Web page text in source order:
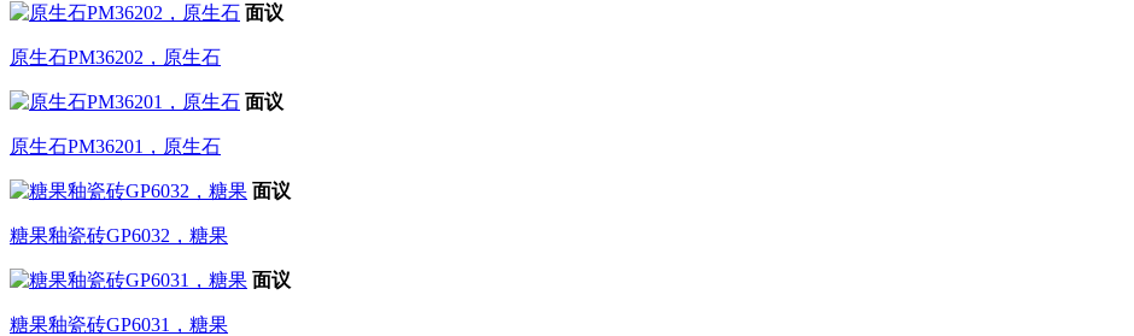
面议
原生石PM36202，原生石
面议
原生石PM36201，原生石
面议
糖果釉瓷砖GP6032，糖果
面议
糖果釉瓷砖GP6031，糖果